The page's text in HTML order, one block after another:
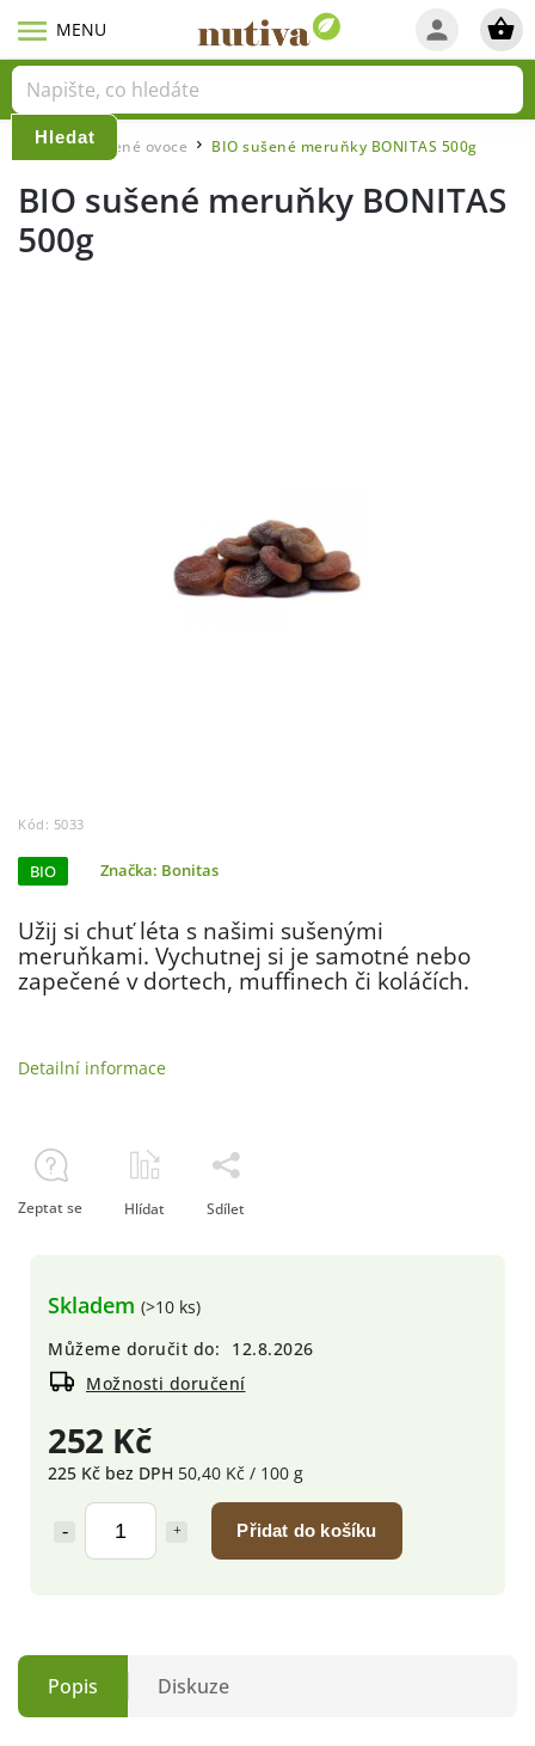
Hledat
Domů / Sušené ovoce / BIO sušené meruňky BONITAS 500g
BIO sušené meruňky BONITAS
500g
Kód: 5033
BIO Značka: Bonitas
252 Kč
225 Kč bez DPH 50,40 Kč / 100 g
Přidat do košíku
Skladem (>10 ks)
Můžeme doručit do:
12.8.2026
Možnosti doručení
Užij si chuť léta s našimi sušenými
meruňkami. Vychutnej si je samotné nebo
zapečené v dortech, muffinech či koláčích.
Detailní informace
Zeptat se Hlídat Sdílet
Popis Diskuze